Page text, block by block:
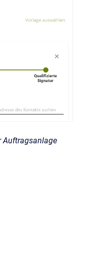
Auftragsanlage